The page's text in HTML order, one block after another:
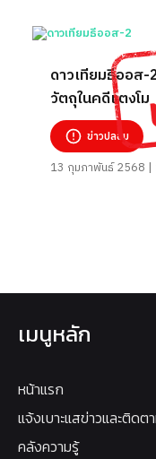
ดาวเทียมธีออส
วัตถุในคดีแตงโม
ข่าวปลอม
13 กุมภาพันธ์ 2568 |
เมนูหลัก
หน้าแรก
แจ้งเบาะแสข่าวและติดต
คลังความรู้